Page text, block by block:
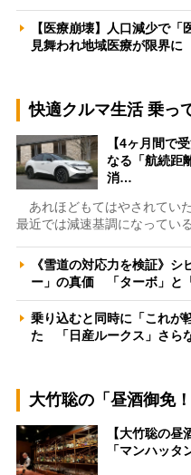
【医療崩壊】人口減少で
見舞われ地域医療が限界
快適クルマ生活 乗っ
【4ヶ月間で
なる「航続距
消…
あれほどもてはやされてい
最近では減速基調になってい
《雪道の対応力を検証》
ー」の真価 「ターボ」と
乗り込むと同時に「これが
た 「日産ルークス」さら
大竹聡の「昼酒御免！
【大竹聡の昼
「マンハッ